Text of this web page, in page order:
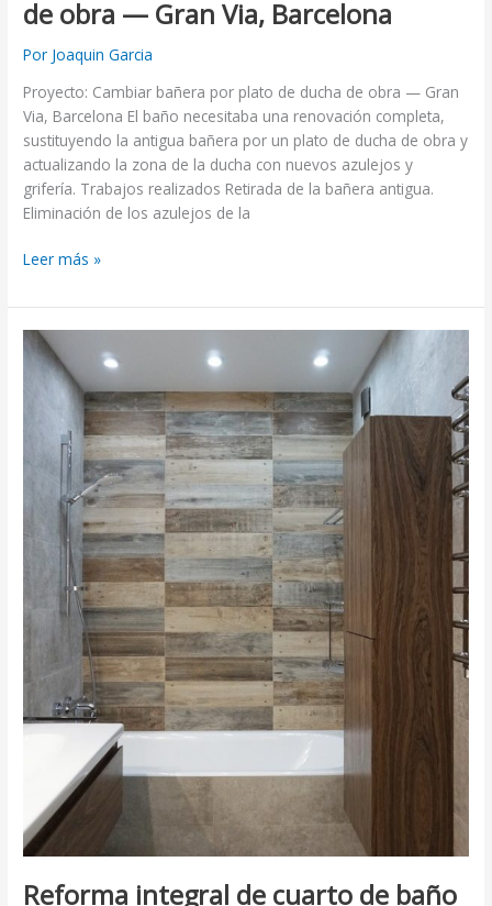
de obra — Gran Via, Barcelona
Por Joaquin Garcia
Proyecto: Cambiar bañera por plato de ducha de obra — Gran
Via, Barcelona El baño necesitaba una renovación completa,
sustituyendo la antigua bañera por un plato de ducha de obra y
actualizando la zona de la ducha con nuevos azulejos y
grifería. Trabajos realizados Retirada de la bañera antigua.
Eliminación de los azulejos de la
Leer más »
Reforma integral de cuarto de baño
Reforma
integral
baño
Barcelona